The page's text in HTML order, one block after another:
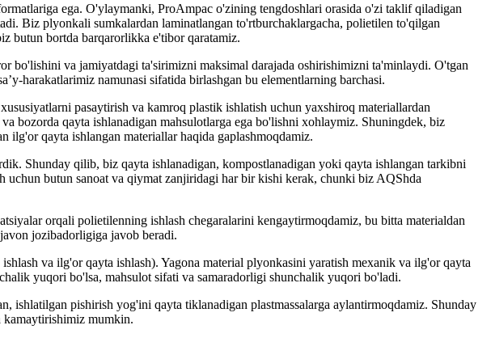
ega. O'ylaymanki, ProAmpac o'zining tengdoshlari orasida o'zi taklif qiladigan
Biz plyonkali sumkalardan laminatlangan to'rtburchaklargacha, polietilen to'qilgan
butun bortda barqarorlikka e'tibor qaratamiz.
bo'lishini va jamiyatdagi ta'sirimizni maksimal darajada oshirishimizni ta'minlaydi. O'tgan
harakatlarimiz namunasi sifatida birlashgan bu elementlarning barchasi.
pasaytirish va kamroq plastik ishlatish uchun yaxshiroq materiallardan
bozorda qayta ishlanadigan mahsulotlarga ega bo'lishni xohlaymiz. Shuningdek, biz
qayta ishlangan materiallar haqida gaplashmoqdamiz.
Shunday qilib, biz qayta ishlanadigan, kompostlanadigan yoki qayta ishlangan tarkibni
uchun butun sanoat va qiymat zanjiridagi har bir kishi kerak, chunki biz AQShda
orqali polietilenning ishlash chegaralarini kengaytirmoqdamiz, bu bitta materialdan
jozibadorligiga javob beradi.
va ilg'or qayta ishlash). Yagona material plyonkasini yaratish mexanik va ilg'or qayta
yuqori bo'lsa, mahsulot sifati va samaradorligi shunchalik yuqori bo'ladi.
pishirish yog'ini qayta tiklanadigan plastmassalarga aylantirmoqdamiz. Shunday
kamaytirishimiz mumkin.